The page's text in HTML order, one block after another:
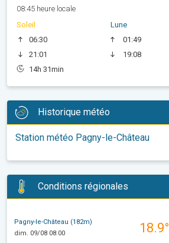
08:45 heure locale
Soleil
06:30
21:01
14h 31min
Lune
01:49
19:08
Historique météo
Station météo Pagny-le-Château
Conditions régionales
Pagny-le-Château (182m)
dim. 09/08 08:00
18.9°